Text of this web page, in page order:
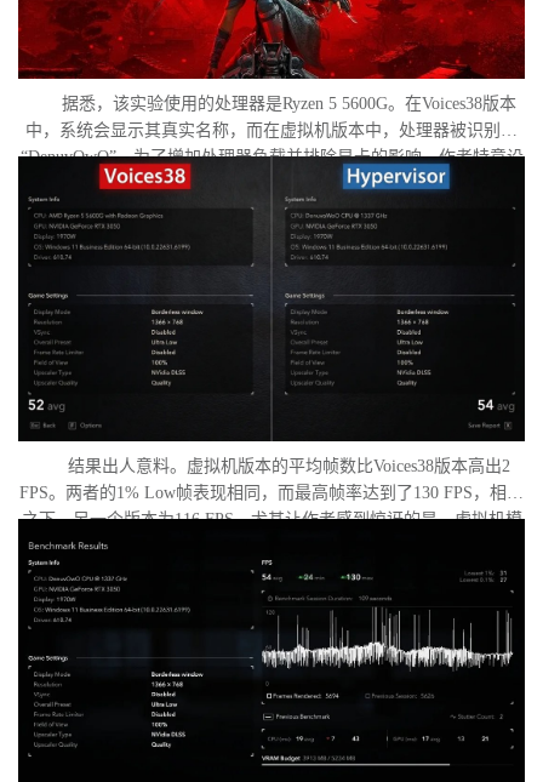
据悉，该实验使用的处理器是Ryzen 5 5600G。在Voices38版本
中，系统会显示其真实名称，而在虚拟机版本中，处理器被识别为
“DenuvOwO”。为了增加处理器负载并排除显卡的影响，作者特意设
置了低分辨率，并将所有图形设置调至“极低”模式。两项测试均在相
同条件下进行：内存完整性和基于虚拟化的安全性（VBS）均已关
闭，并且两轮测试之间电脑甚至没有重启。
结果出人意料。虚拟机版本的平均帧数比Voices38版本高出2
FPS。两者的1% Low帧表现相同，而最高帧率达到了130 FPS，相比
之下，另一个版本为116 FPS。尤其让作者感到惊讶的是，虚拟机模
式下的优化竟如此之好。从理论上讲，额外的虚拟化层应该会给处
理器带来负担并降低性能，但实际上并没有发生这种情况。